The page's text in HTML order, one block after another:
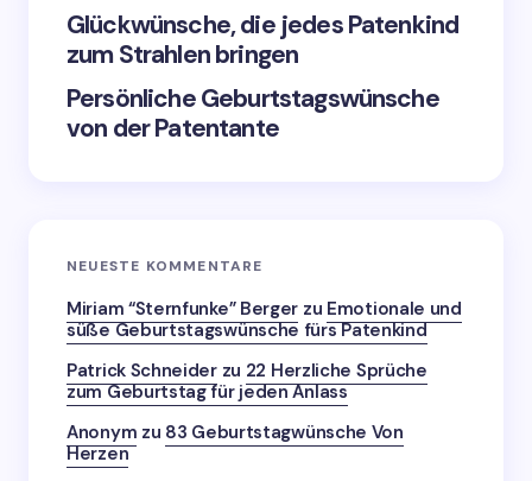
Kommentar senden
Glückwünsche, die jedes Patenkind
zum Strahlen bringen
Persönliche Geburtstagswünsche
von der Patentante
NEUESTE KOMMENTARE
Miriam “Sternfunke” Berger zu Emotionale und
süße Geburtstagswünsche fürs Patenkind
Patrick Schneiderzu 22 Herzliche Sprüche
zum Geburtstag für jeden Anlass
Anonym zu 83 Geburtstagwünsche Von
Herzen